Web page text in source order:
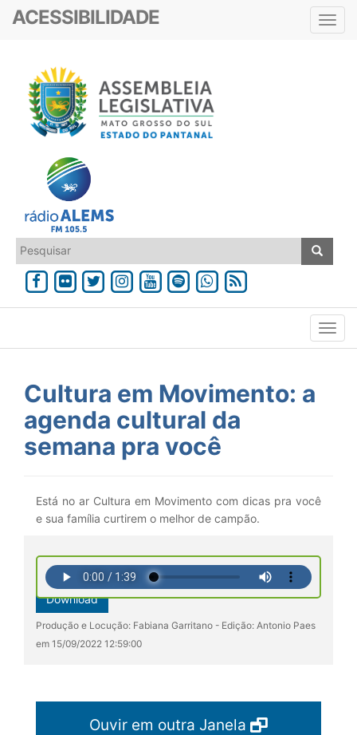
ACESSIBILIDADE
Cultura em Movimento: a
agenda cultural da
semana pra você
Está no ar Cultura em Movimento com dicas pra você
e sua família curtirem o melhor de campão.
Download
Produção e Locução: Fabiana Garritano - Edição: Antonio Paes
em 15/09/2022 12:59:00
Ouvir em outra Janela